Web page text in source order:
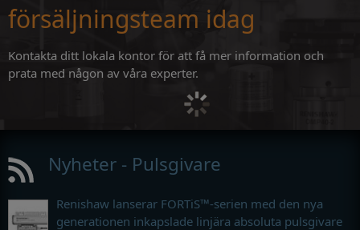
försäljningsteam idag
Kontakta ditt lokala kontor för att få mer information och
prata med någon av våra experter.
Nyheter - Pulsgivare
Renishaw lanserar FORTiS™-serien med den nya
generationen inkapslade linjära absoluta pulsgivare